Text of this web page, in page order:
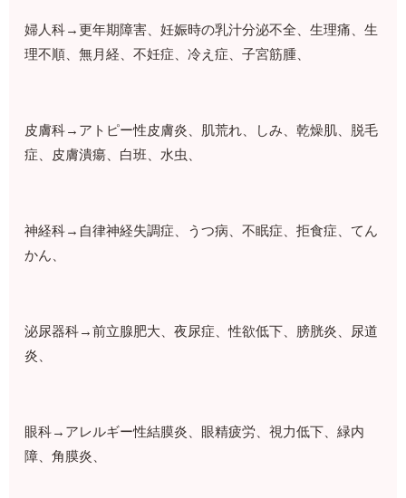
婦人科→更年期障害、妊娠時の乳汁分泌不全、生理痛、生
理不順、無月経、不妊症、冷え症、子宮筋腫、
皮膚科→アトピー性皮膚炎、肌荒れ、しみ、乾燥肌、脱毛
症、皮膚潰瘍、白班、水虫、
神経科→自律神経失調症、うつ病、不眠症、拒食症、てん
かん、
泌尿器科→前立腺肥大、夜尿症、性欲低下、膀胱炎、尿道
炎、
眼科→アレルギー性結膜炎、眼精疲労、視力低下、緑内
障、角膜炎、